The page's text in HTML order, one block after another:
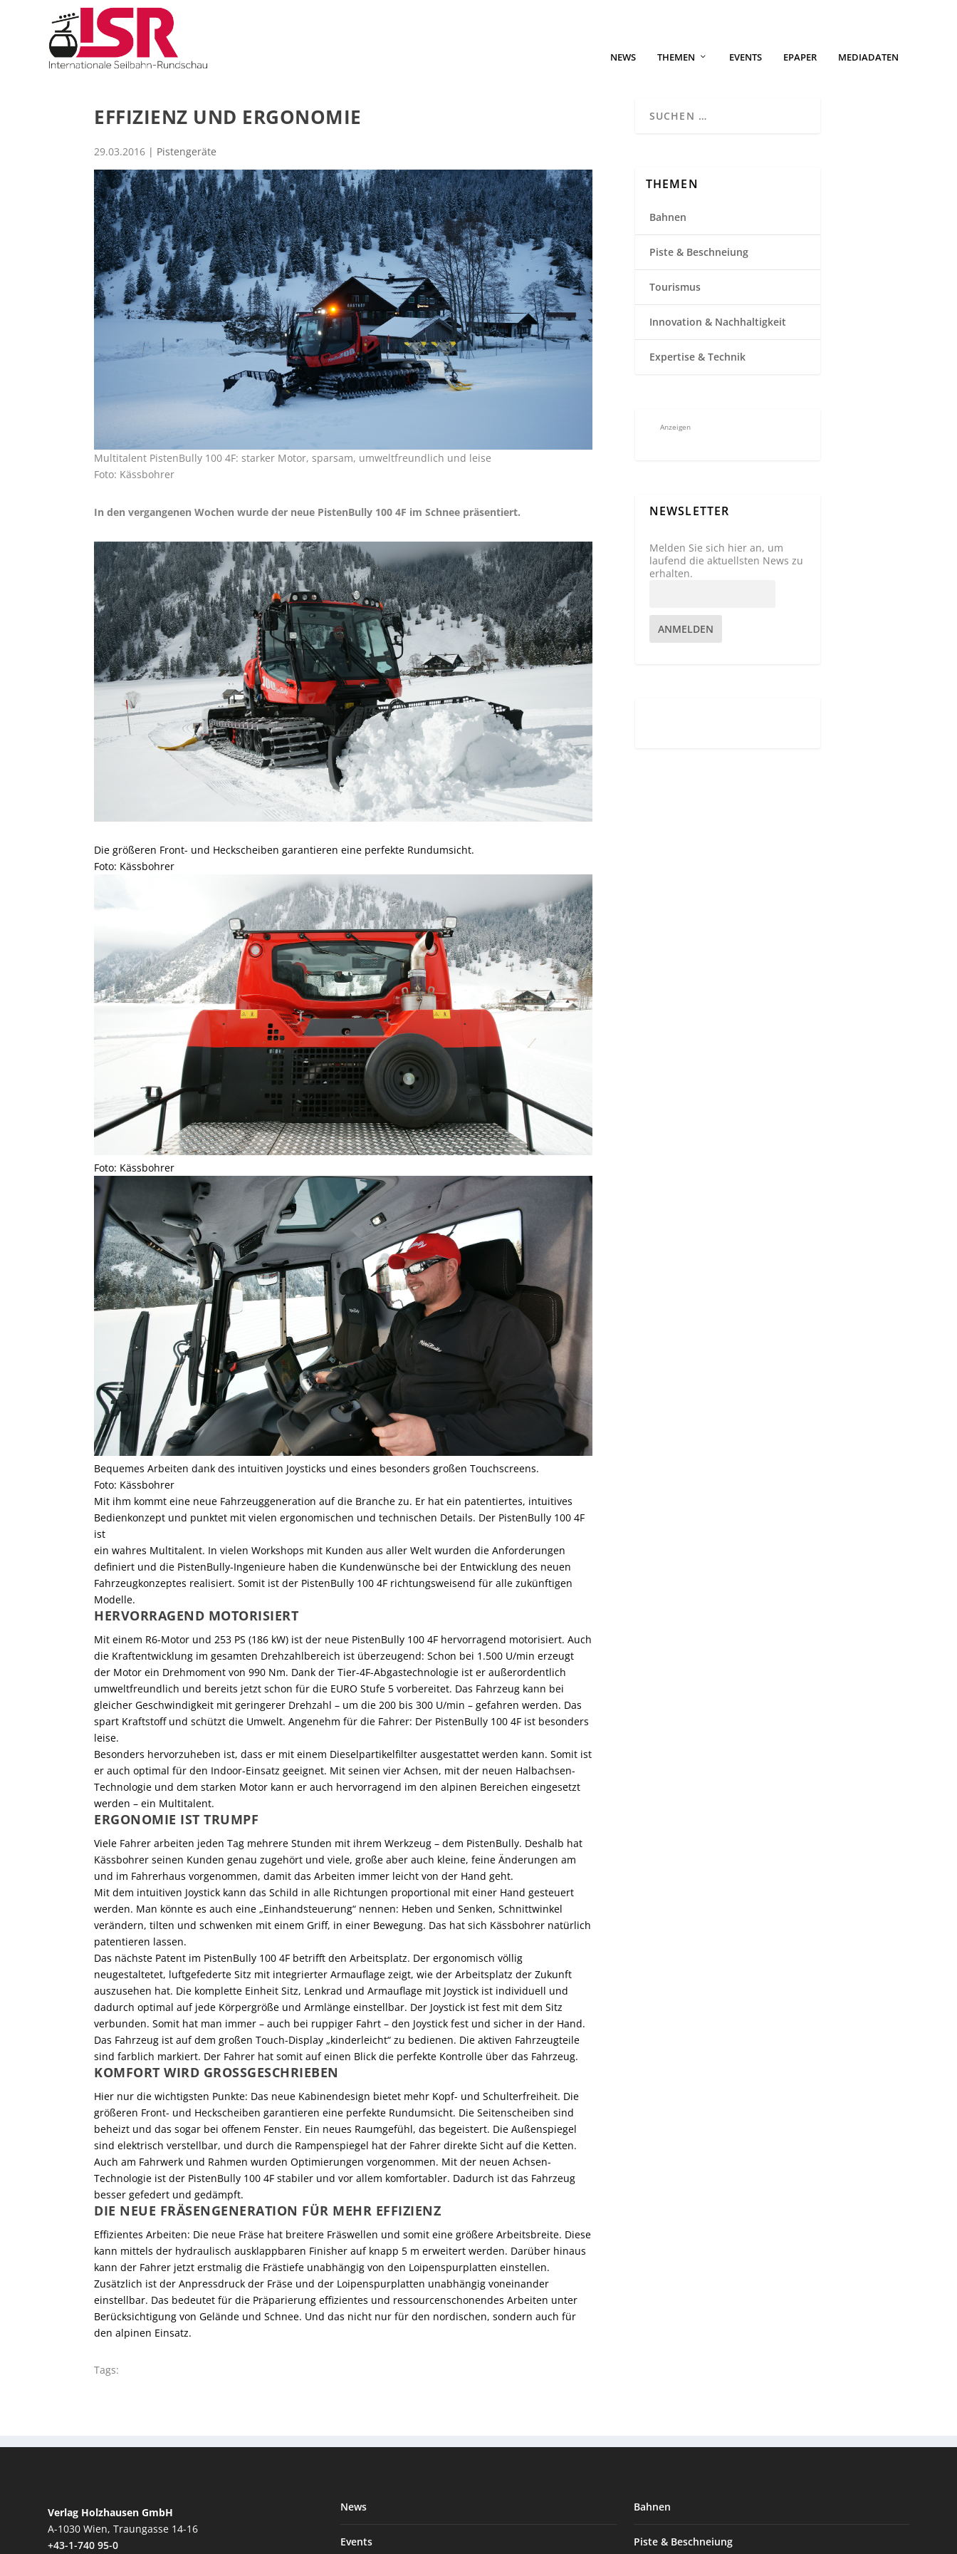
NEWS THEMEN EVENTS EPAPER MEDIADATEN
EFFIZIENZ UND ERGONOMIE
29.03.2016 | Pistengeräte
Multitalent PistenBully 100 4F: starker Motor, sparsam, umweltfreundlich und leise
Foto: Kässbohrer
In den vergangenen Wochen wurde der neue PistenBully 100 4F im Schnee präsentiert.
Die größeren Front- und Heckscheiben garantieren eine perfekte Rundumsicht.
Foto: Kässbohrer
Foto: Kässbohrer
Bequemes Arbeiten dank des intuitiven Joysticks und eines besonders großen Touchscreens.
Foto: Kässbohrer
Mit ihm kommt eine neue Fahrzeuggeneration auf die Branche zu. Er hat ein patentiertes, intuitives
Bedienkonzept und punktet mit vielen ergonomischen und technischen Details. Der PistenBully 100 4F
ist
ein wahres Multitalent. In vielen Workshops mit Kunden aus aller Welt wurden die Anforderungen
definiert und die PistenBully-Ingenieure haben die Kundenwünsche bei der Entwicklung des neuen
Fahrzeugkonzeptes realisiert. Somit ist der PistenBully 100 4F richtungsweisend für alle zukünftigen
Modelle.
HERVORRAGEND MOTORISIERT
Mit einem R6-Motor und 253 PS (186 kW) ist der neue PistenBully 100 4F hervorragend motorisiert. Auch
die Kraftentwicklung im gesamten Drehzahlbereich ist überzeugend: Schon bei 1.500 U/min erzeugt
der Motor ein Drehmoment von 990 Nm. Dank der Tier-4F-Abgastechnologie ist er außerordentlich
umweltfreundlich und bereits jetzt schon für die EURO Stufe 5 vorbereitet. Das Fahrzeug kann bei
gleicher Geschwindigkeit mit geringerer Drehzahl – um die 200 bis 300 U/min – gefahren werden. Das
spart Kraftstoff und schützt die Umwelt. Angenehm für die Fahrer: Der PistenBully 100 4F ist besonders
leise.
Besonders hervorzuheben ist, dass er mit einem Dieselpartikelfilter ausgestattet werden kann. Somit ist
er auch optimal für den Indoor-Einsatz geeignet. Mit seinen vier Achsen, mit der neuen Halbachsen-
Technologie und dem starken Motor kann er auch hervorragend im den alpinen Bereichen eingesetzt
werden – ein Multitalent.
ERGONOMIE IST TRUMPF
Viele Fahrer arbeiten jeden Tag mehrere Stunden mit ihrem Werkzeug – dem PistenBully. Deshalb hat
Kässbohrer seinen Kunden genau zugehört und viele, große aber auch kleine, feine Änderungen am
und im Fahrerhaus vorgenommen, damit das Arbeiten immer leicht von der Hand geht.
Mit dem intuitiven Joystick kann das Schild in alle Richtungen proportional mit einer Hand gesteuert
werden. Man könnte es auch eine „Einhandsteuerung“ nennen: Heben und Senken, Schnittwinkel
verändern, tilten und schwenken mit einem Griff, in einer Bewegung. Das hat sich Kässbohrer ­natürlich
patentieren lassen.
Das nächste Patent im PistenBully 100 4F betrifft den Arbeitsplatz. Der ergonomisch völlig
neugestaltetet, luftgefederte Sitz mit integrierter Armauflage zeigt, wie der Arbeitsplatz der Zukunft
auszusehen hat. Die komplette Einheit Sitz, Lenkrad und Armauflage mit Joystick ist individuell und
dadurch optimal auf jede Körpergröße und Armlänge einstellbar. Der Joystick ist fest mit dem Sitz
verbunden. Somit hat man immer – auch bei ruppiger Fahrt – den Joystick fest und sicher in der Hand.
Das Fahrzeug ist auf dem großen Touch-Display „kinderleicht“ zu bedienen. Die aktiven Fahrzeugteile
sind farblich markiert. Der Fahrer hat somit auf einen Blick die perfekte Kontrolle über das Fahrzeug.
KOMFORT WIRD GROSSGESCHRIEBEN
Hier nur die wichtigsten Punkte: Das neue Kabinendesign bietet mehr Kopf- und Schulterfreiheit. Die
größeren Front- und Heckscheiben garantieren eine perfekte Rundumsicht. Die Seitenscheiben sind
beheizt und das sogar bei offenem Fenster. Ein neues Raumgefühl, das begeistert. Die Außenspiegel
sind elektrisch verstellbar, und durch die Rampenspiegel hat der Fahrer direkte Sicht auf die Ketten.
Auch am Fahrwerk und Rahmen wurden Optimierungen vorgenommen. Mit der neuen Achsen-
Technologie ist der PistenBully 100 4F stabiler und vor allem komfortabler. Dadurch ist das Fahrzeug
besser gefedert und gedämpft.
DIE NEUE FRÄSENGENERA­TION FÜR MEHR EFFIZIENZ
Effizientes Arbeiten: Die neue Fräse hat breitere Fräswellen und somit eine größere Arbeitsbreite. Diese
kann mittels der hydraulisch ausklappbaren Finisher auf knapp 5 m erweitert werden. Darüber hinaus
kann der Fahrer jetzt erstmalig die Frästiefe unabhängig von den Loipenspurplatten einstellen.
Zusätzlich ist der Anpressdruck der Fräse und der Loipenspurplatten unabhängig voneinander
einstellbar. Das bedeutet für die Präparierung effizientes und ressourcenschonendes Arbeiten unter
Berücksichtigung von Gelände und Schnee. Und das nicht nur für den nordischen, sondern auch für
den alpinen Einsatz.
Tags:
THEMEN
Bahnen
Piste & Beschneiung
Tourismus
Innovation & Nachhaltigkeit
Expertise & Technik
Anzeigen
NEWSLETTER
Melden Sie sich hier an, um
laufend die aktuellsten News zu
erhalten.
ANMELDEN
Verlag Holzhausen GmbH
A-1030 Wien, Traungasse 14-16
+43-1-740 95-0
News
Events
Bahnen
Piste & Beschneiung